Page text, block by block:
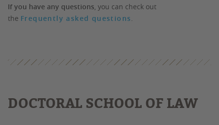
If you have any questions, you can check out
the Frequently asked questions.
DOCTORAL SCHOOL OF LAW